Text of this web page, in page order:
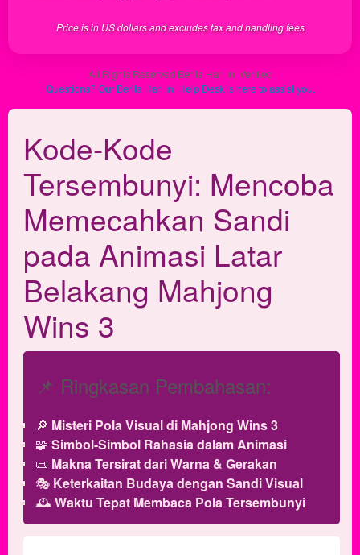
which
end
are not
total
price
includes
the item
and a
fee.
View
details
Price is in US dollars and excludes tax and handling fees
All Rights Reserved Berita Hari Ini Verified
Questions? Our Berita Hari Ini Help Desk is here to assist you.
Kode-Kode
Tersembunyi: Mencoba
Memecahkan Sandi
pada Animasi Latar
Belakang Mahjong
Wins 3
📌 Ringkasan Pembahasan:
🔎 Misteri Pola Visual di Mahjong Wins 3
🧩 Simbol-Simbol Rahasia dalam Animasi
📜 Makna Tersirat dari Warna & Gerakan
🎭 Keterkaitan Budaya dengan Sandi Visual
🕰️Waktu Tepat Membaca Pola Tersembunyi